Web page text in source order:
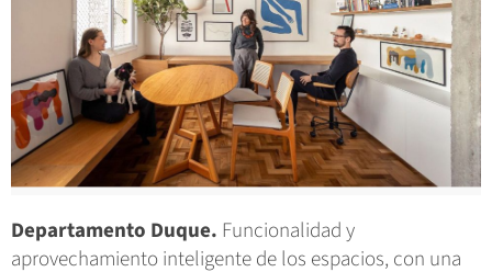
Departamento Duque. Funcionalidad y
aprovechamiento inteligente de los espacios, con una